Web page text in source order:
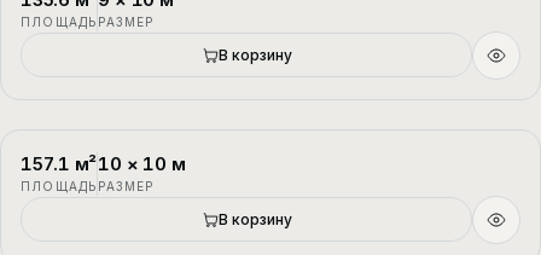
ПЛОЩАДЬ РАЗМЕР
В корзину
П-2
157.1 м²
ПЛОЩАДЬ
10 × 10 м
РАЗМЕР
В корзину